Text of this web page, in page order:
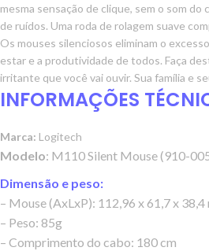
mesma sensação de clique, sem o som do
de ruídos. Uma roda de rolagem suave
Os mouses silenciosos eliminam o
estar e a produtividade de todos. Faça
irritante que você vai ouvir. Sua família e
INFORMAÇÕES
Marca: Logitech
Modelo: M110 Silent Mouse (910-
Dimensão e peso:
– Mouse (AxLxP): 112,96 x 61,7 x 38,4
– Peso: 85g
– Comprimento do cabo: 180 cm